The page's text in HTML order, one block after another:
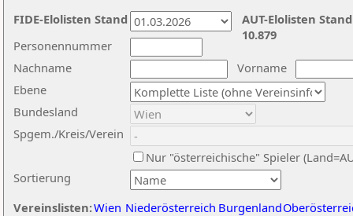
Nachname
Vorname
Ebene
Sortierung
Personennummer
Bundesland
Spgem./Kreis/Verein
Nur "österreichische" Spieler
Vereinslisten:Wien Niederösterreich Burgenland
AUT-Elolisten
10.879
FIDE-Elolisten Stand